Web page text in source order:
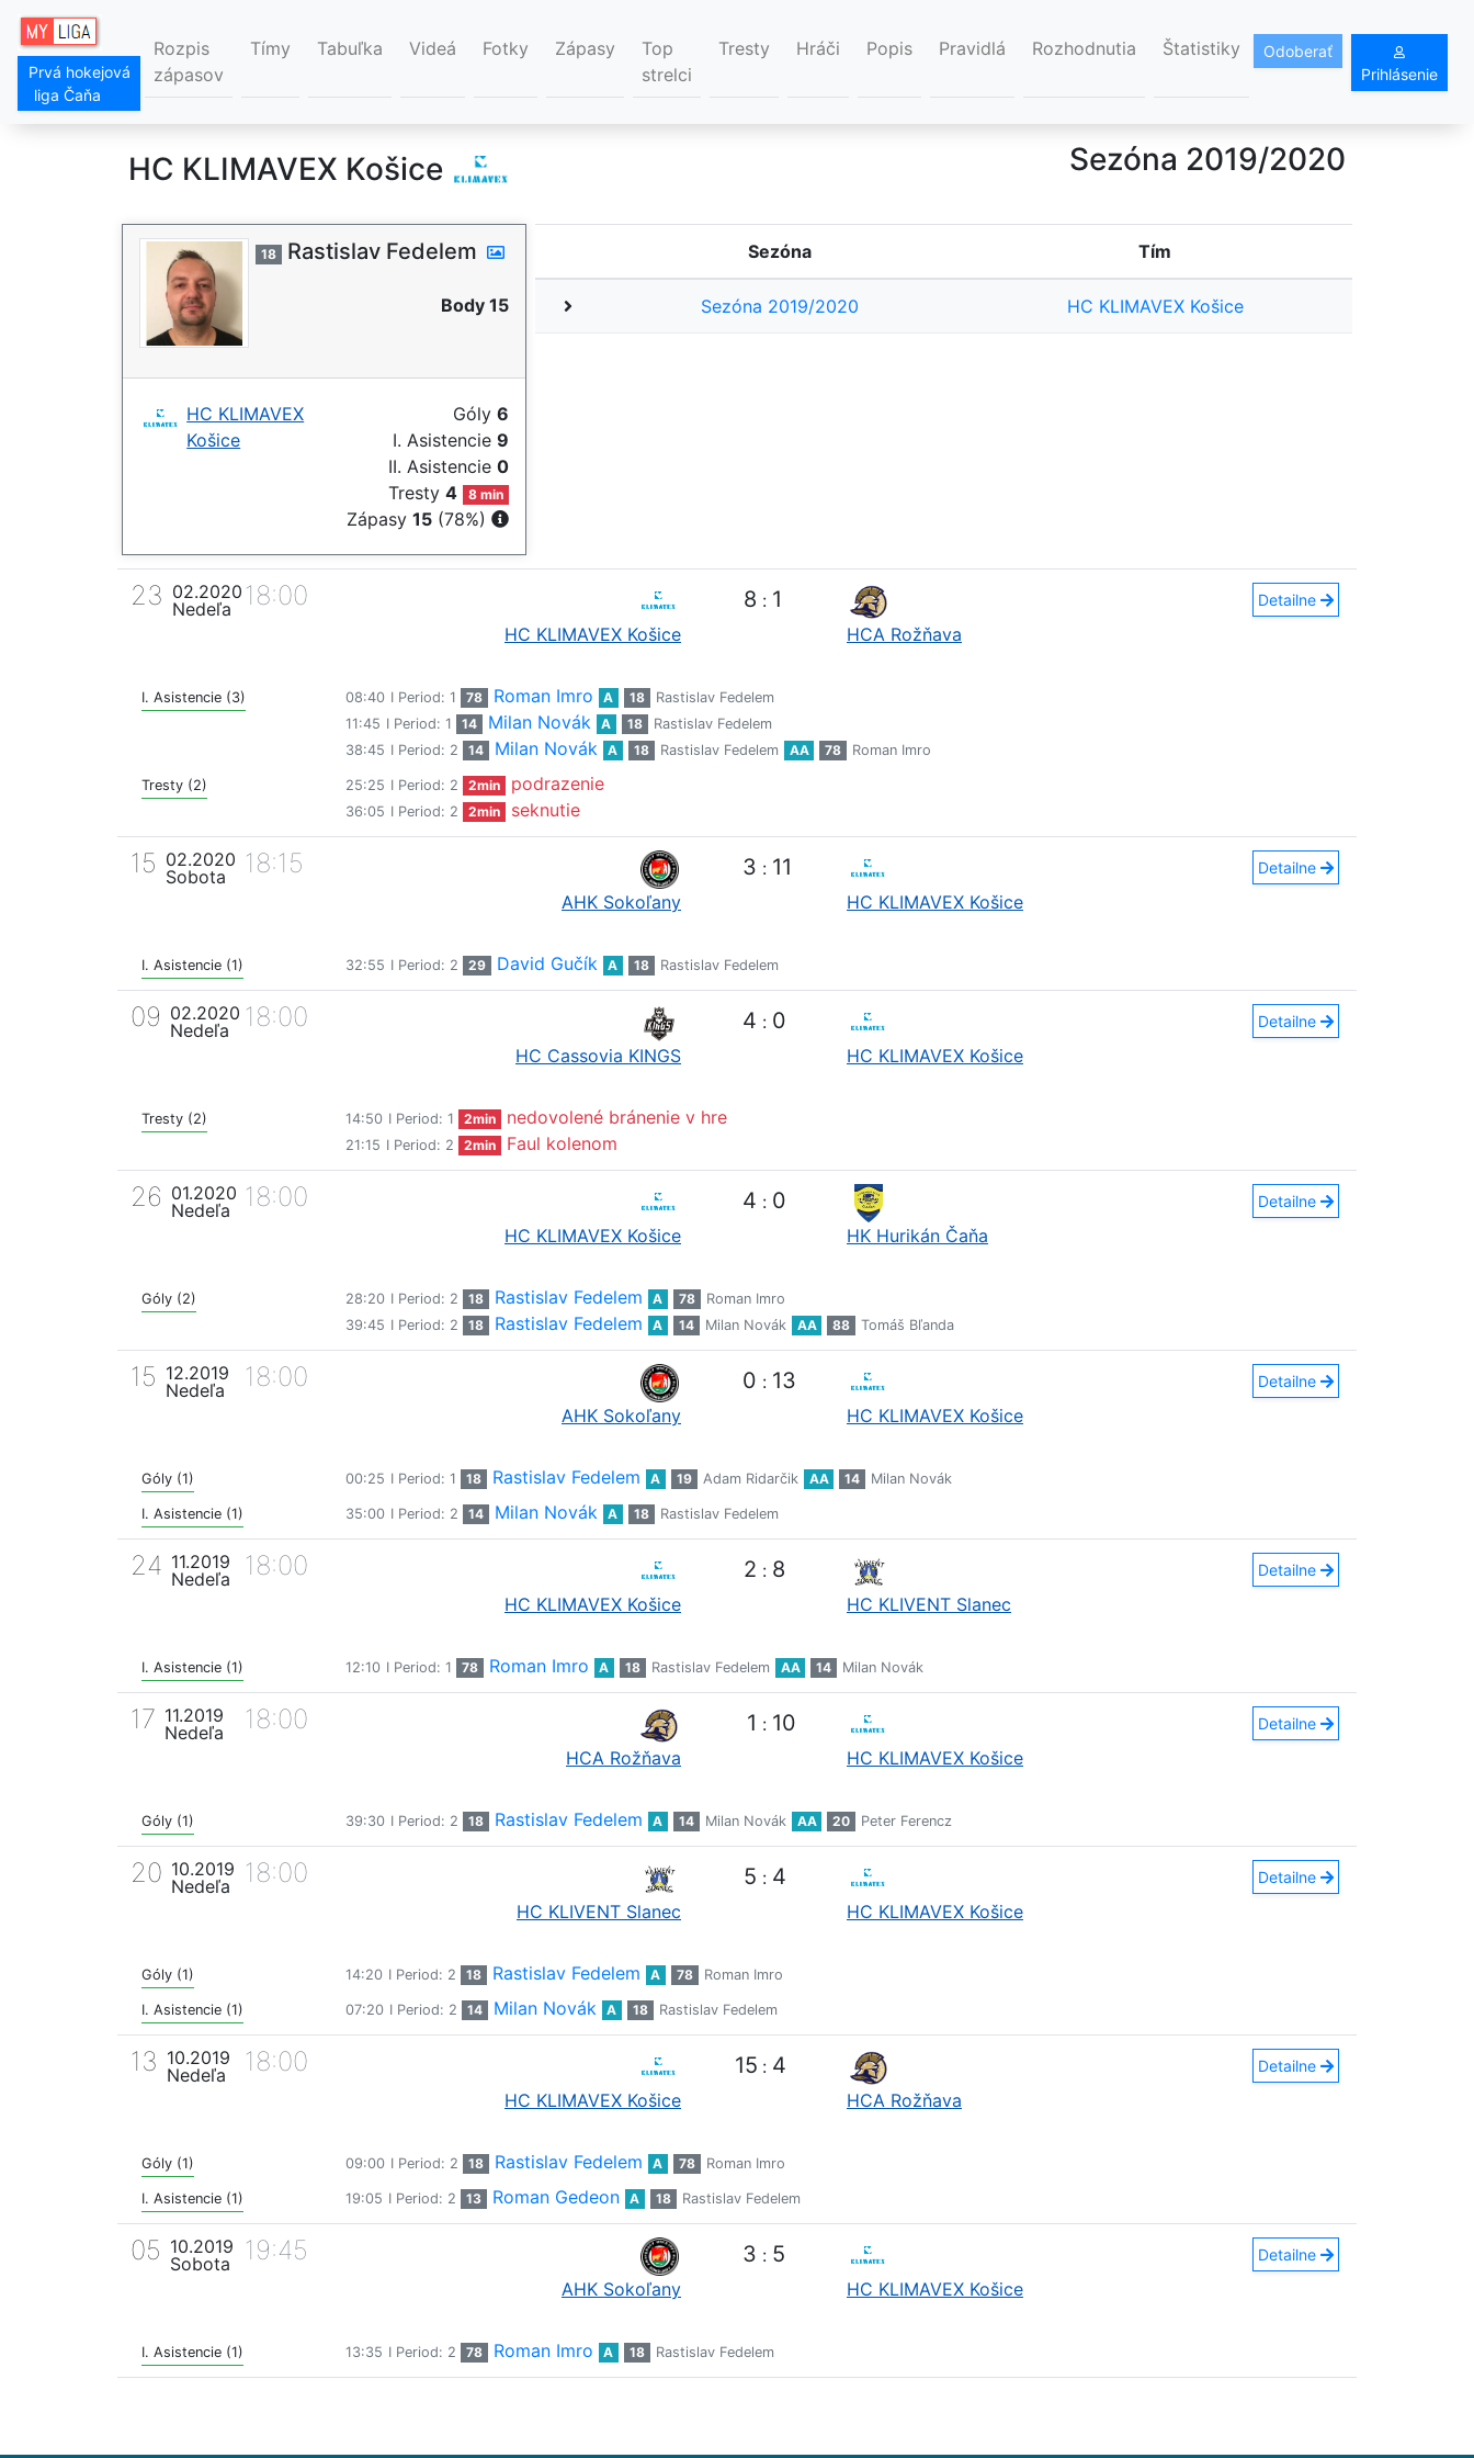
Prvá hokejová
liga Čaňa
Rozpis
zápasov
Tímy Tabuľka Videá Fotky Zápasy
Top
strelci
Tresty Hráči Popis Pravidlá Rozhodnutia Štatistiky
Odoberať
Prihlásenie
HC KLIMAVEX Košice Sezóna 2019/2020
18 Rastislav Fedelem
Body 15
HC KLIMAVEX
Košice
Góly 6
I. Asistencie 9
II. Asistencie 0
Tresty4 8 min
Zápasy 15 (78%)
Sezóna Tím
Sezóna 2019/2020 HC KLIMAVEX Košice
23 02.2020
Nedeľa
18:00
HC KLIMAVEX Košice
8 : 1
HCA Rožňava
Detailne
I. Asistencie (3) 08:40 I Period: 1 78 Roman Imro A 18
Rastislav Fedelem
11:45 I Period: 1 14 Milan Novák A 18
Rastislav Fedelem
38:45 I Period: 2 14 Milan Novák A 18 Rastislav Fedelem AA 78 Roman Imro
Tresty (2) 25:25 I Period: 2 2min podrazenie
36:05 I Period: 2 2min seknutie
15 02.2020
Sobota
18:15
AHK Sokoľany
3 : 11
HC KLIMAVEX Košice
Detailne
I. Asistencie (1) 32:55 I Period: 2 29 David Gučík A 18 Rastislav Fedelem
09 02.2020
Nedeľa
18:00
HC Cassovia KINGS
4 : 0
HC KLIMAVEX Košice
Detailne
Tresty (2) 14:50 I Period: 1 2min nedovolené bránenie v hre
21:15 I Period: 2 2min Faul kolenom
26 01.2020
Nedeľa
18:00
HC KLIMAVEX Košice
4 : 0
HK Hurikán Čaňa
Detailne
Góly (2) 28:20 I Period: 2 18 Rastislav Fedelem A 78
Roman Imro
39:45 I Period: 2 18 Rastislav Fedelem A 14 Milan Novák AA 88 Tomáš Bľanda
15 12.2019
Nedeľa
18:00
AHK Sokoľany
0 : 13
HC KLIMAVEX Košice
Detailne
Góly (1) 00:25 I Period: 1 18 Rastislav Fedelem A 19 Adam Ridarčik AA 14 Milan Novák
I. Asistencie (1) 35:00 I Period: 2 14 Milan Novák A 18 Rastislav Fedelem
24 11.2019
Nedeľa
18:00
HC KLIMAVEX Košice
2 : 8
HC KLIVENT Slanec
Detailne
I. Asistencie (1) 12:10 I Period: 1 78 Roman Imro A 18 Rastislav Fedelem AA 14 Milan Novák
17 11.2019
Nedeľa
18:00
HCA Rožňava
1 : 10
HC KLIMAVEX Košice
Detailne
Góly (1) 39:30 I Period: 2 18 Rastislav Fedelem A 14 Milan Novák AA 20 Peter Ferencz
20 10.2019
Nedeľa
18:00
HC KLIVENT Slanec
5 : 4
HC KLIMAVEX Košice
Detailne
Góly (1) 14:20 I Period: 2 18 Rastislav Fedelem A 78 Roman Imro
I. Asistencie (1) 07:20 I Period: 2 14 Milan Novák A 18 Rastislav Fedelem
13 10.2019
Nedeľa
18:00
HC KLIMAVEX Košice
15 : 4
HCA Rožňava
Detailne
Góly (1) 09:00 I Period: 2 18 Rastislav Fedelem A 78 Roman Imro
I. Asistencie (1) 19:05 I Period: 2 13 Roman Gedeon A 18 Rastislav Fedelem
05 10.2019
Sobota
19:45
AHK Sokoľany
3 : 5
HC KLIMAVEX Košice
Detailne
I. Asistencie (1) 13:35 I Period: 2 78 Roman Imro A 18 Rastislav Fedelem